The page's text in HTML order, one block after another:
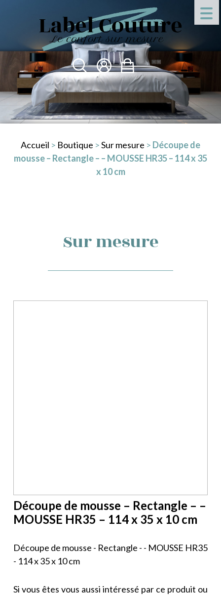
Accueil > Boutique >Sur mesure > Découpe de
mousse – Rectangle – – MOUSSE HR35 – 114 x 35
x 10 cm
Sur mesure
Découpe de mousse – Rectangle – –
MOUSSE HR35 – 114 x 35 x 10 cm
Découpe de mousse - Rectangle - - MOUSSE HR35
- 114 x 35 x 10 cm
Si vous êtes vous aussi intéressé par ce produit ou